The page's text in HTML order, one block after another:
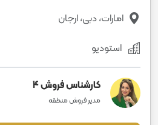
امارات، دبی، ارجان
استودیو
کارشناس فروش 4
مدیر فروش منطقه